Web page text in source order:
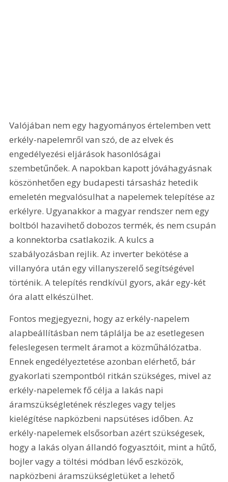
Valójában nem egy hagyományos értelemben vett
erkély-napelemről van szó, de az elvek és
engedélyezési eljárások hasonlóságai
szembetűnőek. A napokban kapott jóváhagyásnak
köszönhetően egy budapesti társasház hetedik
emeletén megvalósulhat a napelemek telepítése az
erkélyre. Ugyanakkor a magyar rendszer nem egy
boltból hazavihető dobozos termék, és nem csupán
a konnektorba csatlakozik. A kulcs a
szabályozásban rejlik. Az inverter bekötése a
villanyóra után egy villanyszerelő segítségével
történik. A telepítés rendkívül gyors, akár egy-két
óra alatt elkészülhet.
Fontos megjegyezni, hogy az erkély-napelem
alapbeállításban nem táplálja be az esetlegesen
feleslegesen termelt áramot a közműhálózatba.
Ennek engedélyeztetése azonban elérhető, bár
gyakorlati szempontból ritkán szükséges, mivel az
erkély-napelemek fő célja a lakás napi
áramszükségletének részleges vagy teljes
kielégítése napközbeni napsütéses időben. Az
erkély-napelemek elsősorban azért szükségesek,
hogy a lakás olyan állandó fogyasztóit, mint a hűtő,
bojler vagy a töltési módban lévő eszközök,
napközbeni áramszükségletüket a lehető